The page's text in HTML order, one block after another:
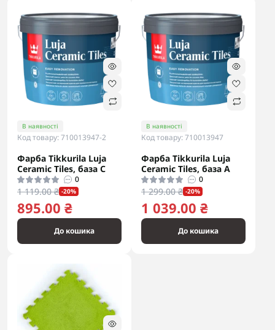
В наявності
Код товару: 710013947-2
Фарба Tikkurila Luja
Ceramic Tiles, база С
0
1 119.00 ₴ -20%
895.00 ₴
До кошика
В наявності
Код товару: 710013947
Фарба Tikkurila Luja
Ceramic Tiles, база А
0
1 299.00 ₴ -20%
1 039.00 ₴
До кошика